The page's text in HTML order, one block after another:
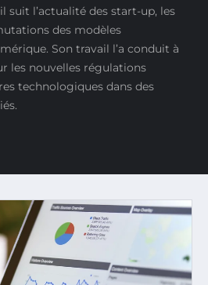
suit l’actualité des start-up, les
des modèles
Son travail l’a conduit à
les nouvelles régulations
technologiques dans des